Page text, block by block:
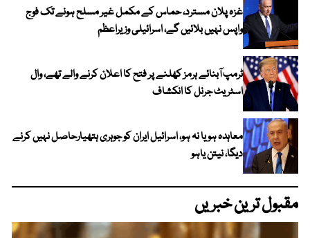
غزہ پلان مسترد، حماس کے مکمل غیر مسلح ہونے تک فوج
واپس نہیں بلائیں گے، اسرائیلی وزیراعظم
ٹرمپ آبنائے ہرمز کھلنے پر فتح کا اعلان کرنے والے تھے، وال
اسٹریٹ جرنل کا انکشاف
معاہدہ ہو یا نہ ہو، اسرائیل ایران کو جوہری ہتھیارحاصل نہیں کرنے
دیگا، نیتن یاہو
مقبول ترین خبریں